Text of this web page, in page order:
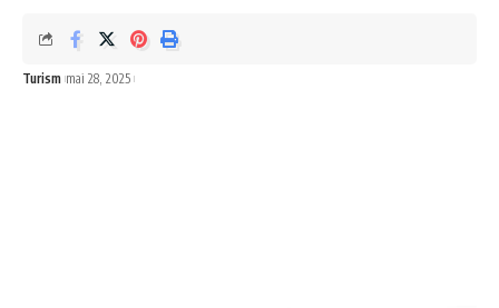
Turism mai 28, 2025